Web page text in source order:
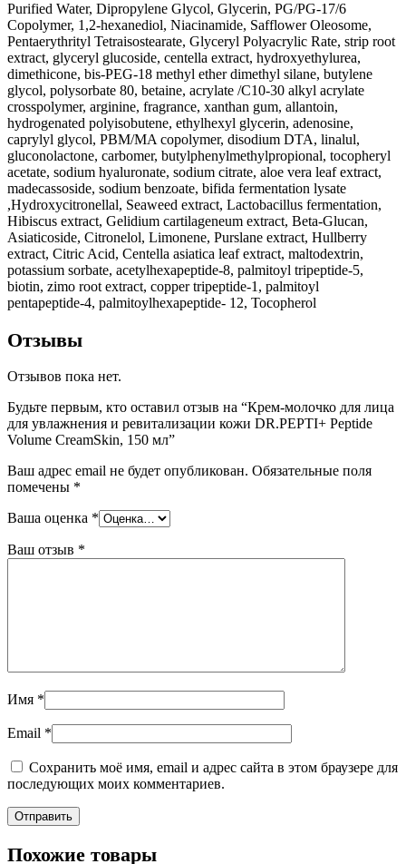
Purified Water, Dipropylene Glycol, Glycerin, PG/PG-17/6
Copolymer, 1,2-hexanediol, Niacinamide, Safflower Oleosome,
Pentaerythrityl Tetraisostearate, Glyceryl Polyacrylic Rate, strip root
extract, glyceryl glucoside, centella extract, hydroxyethylurea,
dimethicone, bis-PEG-18 methyl ether dimethyl silane, butylene
glycol, polysorbate 80, betaine, acrylate /C10-30 alkyl acrylate
crosspolymer, arginine, fragrance, xanthan gum, allantoin,
hydrogenated polyisobutene, ethylhexyl glycerin, adenosine,
caprylyl glycol, PBM/MA copolymer, disodium DTA, linalul,
gluconolactone, carbomer, butylphenylmethylpropional, tocopheryl
acetate, sodium hyaluronate, sodium citrate, aloe vera leaf extract,
madecassoside, sodium benzoate, bifida fermentation lysate
,Hydroxycitronellal, Seaweed extract, Lactobacillus fermentation,
Hibiscus extract, Gelidium cartilageneum extract, Beta-Glucan,
Asiaticoside, Citronelol, Limonene, Purslane extract, Hullberry
extract, Citric Acid, Centella asiatica leaf extract, maltodextrin,
potassium sorbate, acetylhexapeptide-8, palmitoyl tripeptide-5,
biotin, zimo root extract, copper tripeptide-1, palmitoyl
pentapeptide-4, palmitoylhexapeptide- 12, Tocopherol
Отзывы
Отзывов пока нет.
Будьте первым, кто оставил отзыв на “Крем-молочко для лица
для увлажнения и ревитализации кожи DR.PEPTI+ Peptide
Volume CreamSkin, 150 мл”
Ваш адрес email не будет опубликован. Обязательные поля
помечены *
Ваша оценка *
Ваш отзыв *
Имя *
Email *
Сохранить моё имя, email и адрес сайта в этом браузере для
последующих моих комментариев.
Похожие товары